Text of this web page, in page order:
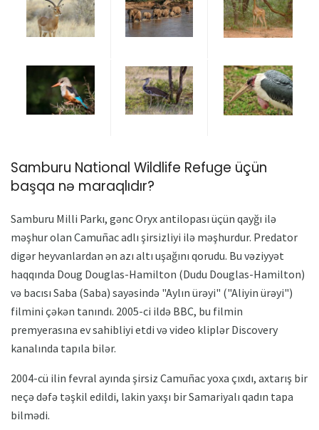
Samburu National Wildlife Refuge üçün
başqa nə maraqlıdır?
Samburu Milli Parkı, gənc Oryx antilopası üçün qayğı ilə
məşhur olan Camuñac adlı şirsizliyi ilə məşhurdur. Predator
digər heyvanlardan ən azı altı uşağını qorudu. Bu vəziyyət
haqqında Doug Douglas-Hamilton (Dudu Douglas-Hamilton)
və bacısı Saba (Saba) sayəsində "Aylın ürəyi" ("Aliyin ürəyi")
filmini çəkən tanındı. 2005-ci ildə BBC, bu filmin
premyerasına ev sahibliyi etdi və video kliplər Discovery
kanalında tapıla bilər.
2004-cü ilin fevral ayında şirsiz Camuñac yoxa çıxdı, axtarış bir
neçə dəfə təşkil edildi, lakin yaxşı bir Samariyalı qadın tapa
bilmədi.